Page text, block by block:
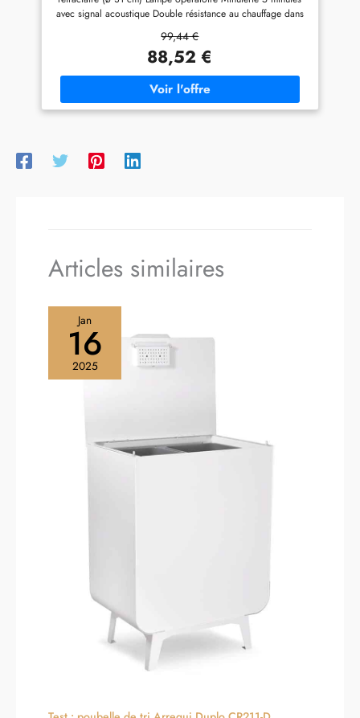
Rouge
avec signal acoustique Double résistance au chauffage dans
recettes inclus Alimentation: AC 230V ~ 50 Hz Puissance:
1200W
99,44 €
88,52 €
Articles similaires
Jan
16
2025